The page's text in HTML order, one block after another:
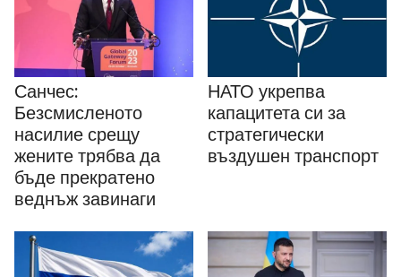
Санчес:
Безсмисленото
насилие срещу
жените трябва да
бъде прекратено
веднъж завинаги
НАТО укрепва
капацитета си за
стратегически
въздушен транспорт